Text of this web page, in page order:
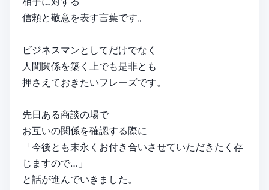
信頼と敬意を表す言葉です。
ビジネスマンとしてだけでなく
人間関係を築く上でも是非とも
押さえておきたいフレーズです。
先日ある商談の場で
お互いの関係を確認する際に
「今後とも末永くお付き合いさせていただきたく存
じますので…」
と話が進んでいきました。